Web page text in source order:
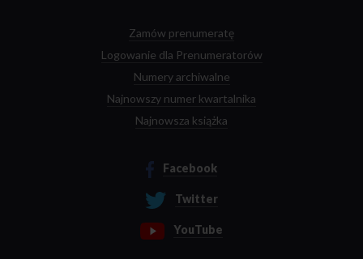
Zamów prenumeratę
Logowanie dla Prenumeratorów
Numery archiwalne
Najnowszy numer kwartalnika
Najnowsza książka
Facebook
Twitter
YouTube